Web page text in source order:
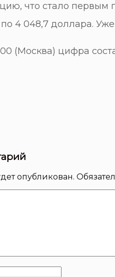
что стало первым
по 4 048,7 доллара.
(Москва) цифра
опубликован.